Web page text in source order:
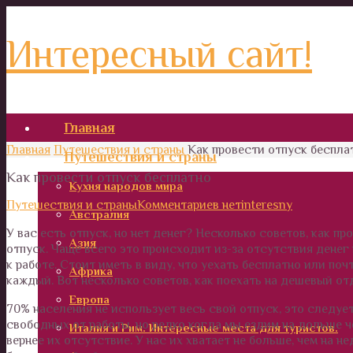
Интересный сайт!
Главная
Путешествия и страны
Кухня народов мира
Австралия
Азия
Африка
Европа
Италия и Рим. Интересные места для туристов.
Главная Путешествия и страны Как провести отпуск
Как провести отпуск бесплатно
Путешествия и страныКомментариев нетinteresny
У вас есть отпуск, но нет денег? Несколько советов, как
отпуск. Чаще всего это происходит из-за отсутствия
к работе. Стоит иметь в виду, что уехать бесплатно или
каждый. Вот несколько советов, как поехать на дешевый
70% населения не использует весь свой отпуск, это
свободных от работы, но редко когда мы ездим на дольше
вернее их отсутствие. У нас их хватает не больше, чем на